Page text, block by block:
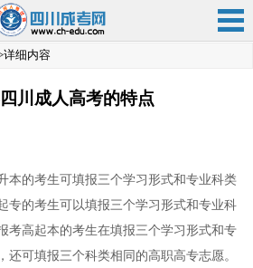
详细内容
川成人高考的特点
本的考生可填报三个学习形式和专业科类
专的考生可以填报三个学习形式和专业科
考高起本的考生在填报三个学习形式和专
还可填报三个科类相同的高职高专志愿。